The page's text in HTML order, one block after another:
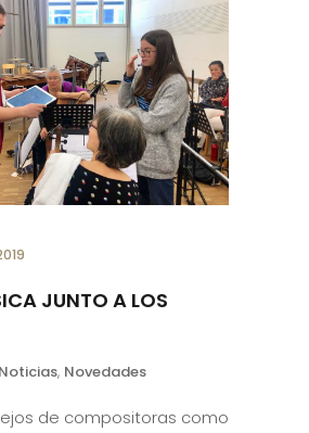
JUNTO A LOS
Noticias, Novedades
de compositoras como